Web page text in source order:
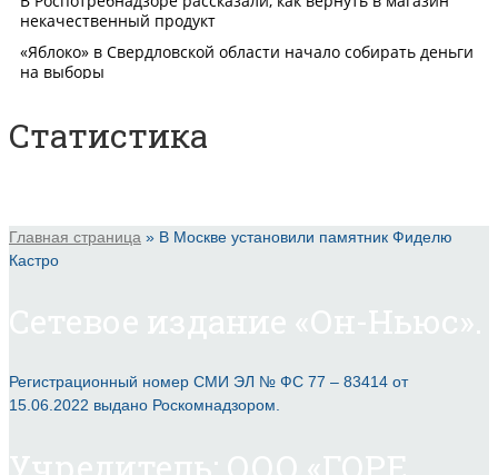
Статистика
Главная страница » В Москве установили памятник Фиделю
Кастро
Регистрационный номер СМИ ЭЛ № ФС 77 – 83414 от
15.06.2022 выдано Роскомнадзором.